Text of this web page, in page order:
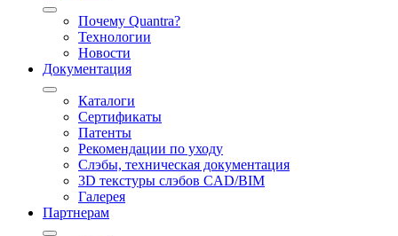
Почему Quantra?
Технологии
Новости
Документация
Каталоги
Сертификаты
Патенты
Рекомендации по уходу
Слэбы, техническая документация
3D текстуры слэбов CAD/BIM
Галерея
Партнерам